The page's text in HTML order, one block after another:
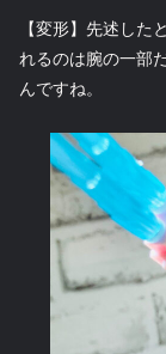
【変形】先述し
れるのは腕の一部
んですね。